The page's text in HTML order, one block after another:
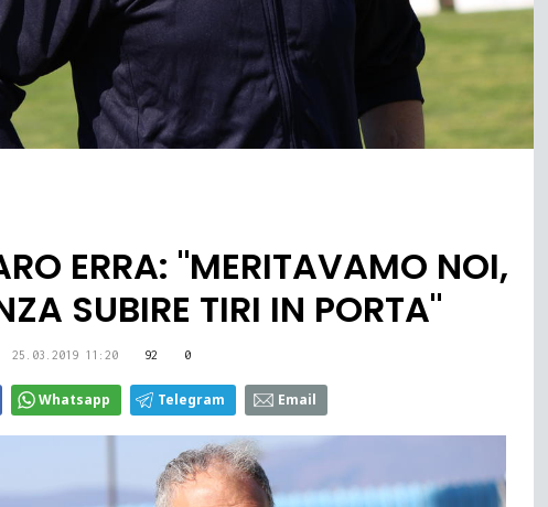
ERRA: "MERITAVAMO NOI,
SUBIRE TIRI IN PORTA"
25.03.2019 11:20 92 0
Whatsapp Telegram Email